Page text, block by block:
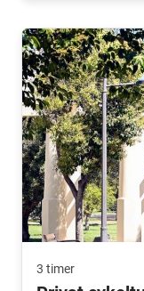
3 timer